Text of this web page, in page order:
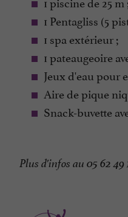
Vue sur la montagne
1 Pentagliss (5
1 spa extérieur ;
1 pateaugeoire
Jeux d'eau pour
Aire de pique
Snack-buvette
Plus d'infos au 05 62 49